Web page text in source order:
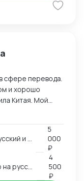
сфере перевода.
и хорошо
Китая. Мой
областях,
Устный перевод с китайского на русский и с русского на китайский
5
000
₽
Письменный перевод с китайского на русский и с русского на китайский
4
500
₽